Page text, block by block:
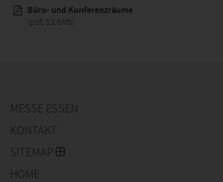
Büro- und Konferenzräume
(pdf, 13.6Mb)
MESSE ESSEN
KONTAKT
SITEMAP
HOME